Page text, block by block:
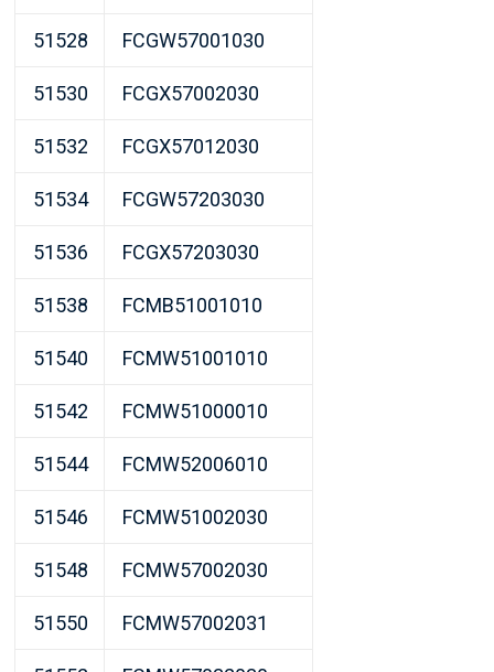
51528 FCGW57001030
51530 FCGX57002030
51532 FCGX57012030
51534 FCGW57203030
51536 FCGX57203030
51538 FCMB51001010
51540 FCMW51001010
51542 FCMW51000010
51544 FCMW52006010
51546 FCMW51002030
51548 FCMW57002030
51550 FCMW57002031